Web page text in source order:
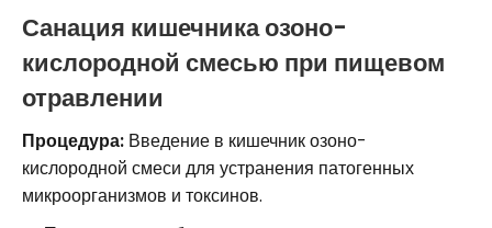
Санация кишечника озоно-
кислородной смесью при пищевом
отравлении
Процедура: Введение в кишечник озоно-
кислородной смеси для устранения патогенных
микроорганизмов и токсинов.